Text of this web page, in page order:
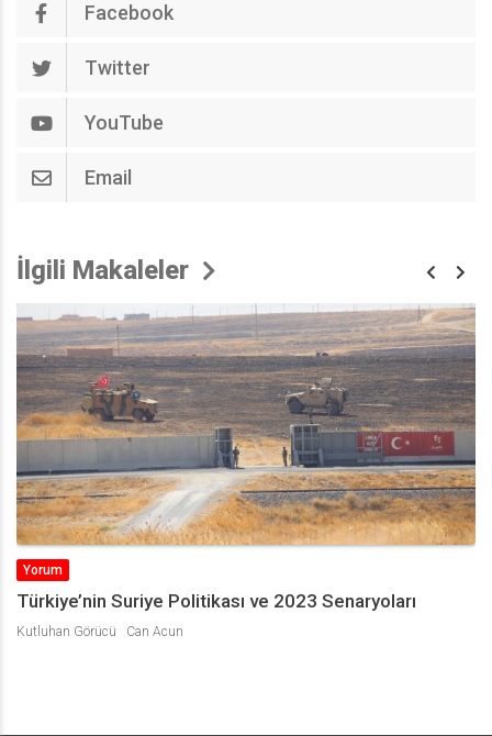
Facebook
Twitter
YouTube
Email
İlgili Makaleler
Yorum
Türkiye’nin Suriye Politikası ve 2023 Senaryoları
Kutluhan Görücü Can Acun